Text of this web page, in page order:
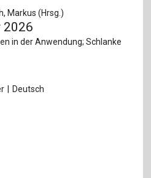
Markus (Hrsg.)
2026
in der Anwendung; Schlanke
Deutsch